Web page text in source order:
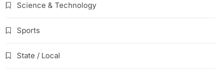
Science & Technology
Sports
State / Local